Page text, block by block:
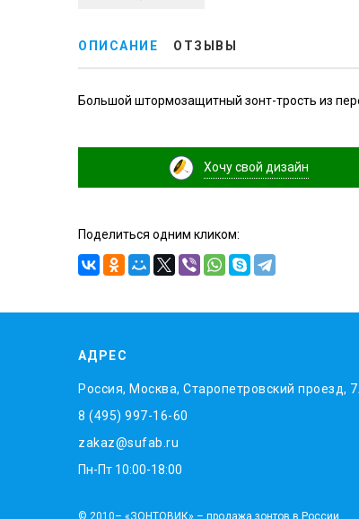
ОПИСАНИЕ ОТЗЫВЫ
Большой штормозащитный зонт-трость из
Хочу свой дизайн
Поделиться одним кликом:
АДРЕС
Россия, Москва, Старопетровский проезд,
8 (495) 997-16-60
zakaz@sufab.ru
Пн-Пт 10:00-18:00
© 2010– «ЗОНТОВИК» – продажа зонтов в России